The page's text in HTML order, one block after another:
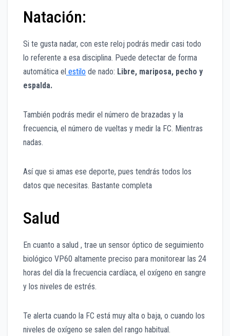
Natación:
Si te gusta nadar, con este reloj podrás medir casi todo
lo referente a esa disciplina. Puede detectar de forma
automática el estilo de nado: Libre, mariposa, pecho y
espalda.
También podrás medir el número de brazadas y la
frecuencia, el número de vueltas y medir la FC. Mientras
nadas.
Así que si amas ese deporte, pues tendrás todos los
datos que necesitas. Bastante completa
Salud
En cuanto a salud , trae un sensor óptico de seguimiento
biológico VP60 altamente preciso para monitorear las 24
horas del día la frecuencia cardíaca, el oxígeno en sangre
y los niveles de estrés.
Te alerta cuando la FC está muy alta o baja, o cuando los
niveles de oxígeno se salen del rango habitual.